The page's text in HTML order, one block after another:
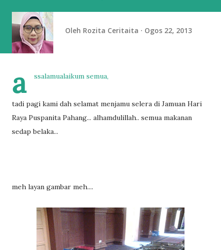
Oleh Rozita Ceritaita Ogos 22, 2013
a ssalamualaikum semua,
tadi pagi kami dah selamat menjamu selera di Jamuan Hari
Raya Puspanita Pahang... alhamdulillah.. semua makanan
sedap belaka...
meh layan gambar meh....